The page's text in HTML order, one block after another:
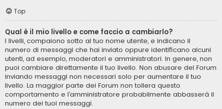
Top
Qual è il mio livello e come faccio a cambiarlo?
I livelli, compaiono sotto al tuo nome utente, e indicano il
numero di messaggi che hai inviato oppure identificano alcuni
utenti, ad esempio, moderatori e amministratori. In genere, non
puoi cambiare direttamente il tuo livello. Non abusare del Forum
inviando messaggi non necessari solo per aumentare il tuo
livello. La maggior parte dei Forum non tollera questo
comportamento e l’amministratore probabilmente abbasserà il
numero dei tuoi messaggi.